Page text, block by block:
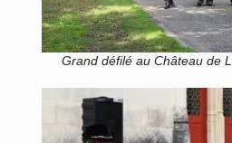
Grand défilé au Château de